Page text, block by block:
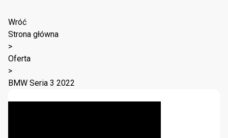
Wróć
Strona główna
>
Oferta
>
BMW Seria 3 2022